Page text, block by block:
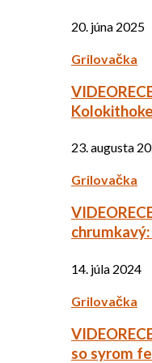
20. júna 2025
Grilovačka
23. augusta
Grilovačka
14. júla 2024
Grilovačka
so syrom